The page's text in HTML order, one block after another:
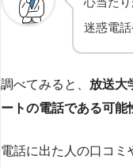
迷惑電
調べてみると、 放送大
ートの電話である可能
電話に出た人の口コ